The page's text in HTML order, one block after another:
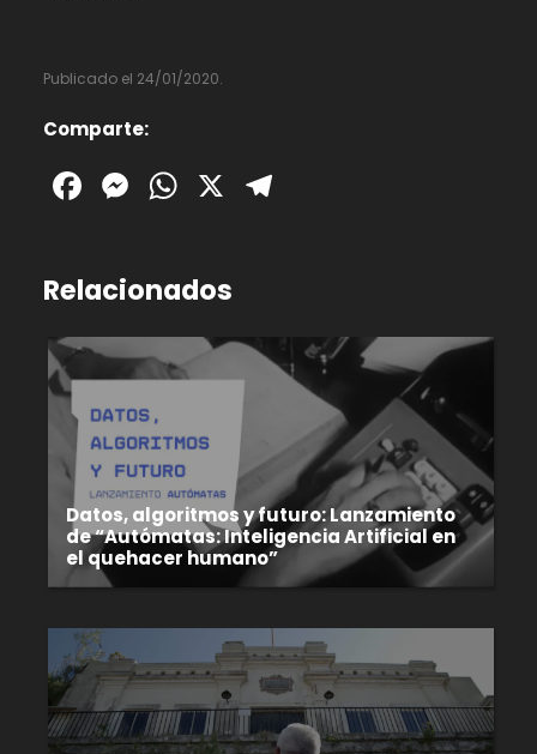
Publicado el 24/01/2020.
Comparte:
Facebook
Messenger
WhatsApp
X
Relacionados
Datos, algoritmos y futuro: Lanzamiento
de “Autómatas: Inteligencia Artificial en
el quehacer humano”